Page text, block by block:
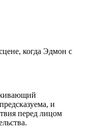
когда Эдмон с
и
перед лицом